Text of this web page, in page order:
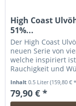
High Coast
51%...
Der High Coast
neuen Serie von
welche inspiriert
Rauchigkeit und
Inhalt0.5 Liter(159,80 €
79,90 € *